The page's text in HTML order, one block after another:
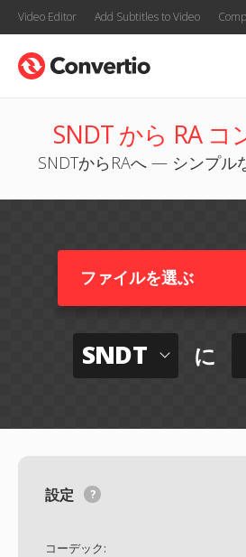
Video Editor Add Subtitles to Video
SNDT から RA コ
SNDTからRAへ — シンプル
ファイルを選ぶ
SNDT に
設定
コーデック: